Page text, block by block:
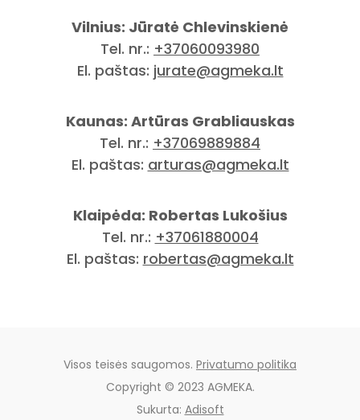
Vilnius: Jūratė Chlevinskienė
Tel. nr.: +37060093980
El. paštas: jurate@agmeka.lt
Kaunas: Artūras Grabliauskas
Tel. nr.: +37069889884
El. paštas: arturas@agmeka.lt
Klaipėda: Robertas Lukošius
Tel. nr.: +37061880004
El. paštas: robertas@agmeka.lt
Visos teisės saugomos. Privatumo politika
Copyright © 2023 AGMEKA.
Sukurta: Adisoft